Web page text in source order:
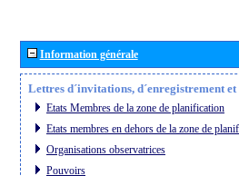
Information générale
Lettres d´invitations, d´enregistrement
Etats Membres de la zone de planification
Etats membres en dehors de la zone de
Organisations observatrices
Pouvoirs